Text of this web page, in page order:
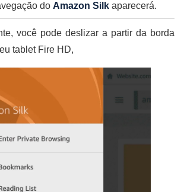
do Amazon Silk aparecerá.
você pode deslizar a partir da borda
tablet Fire HD,